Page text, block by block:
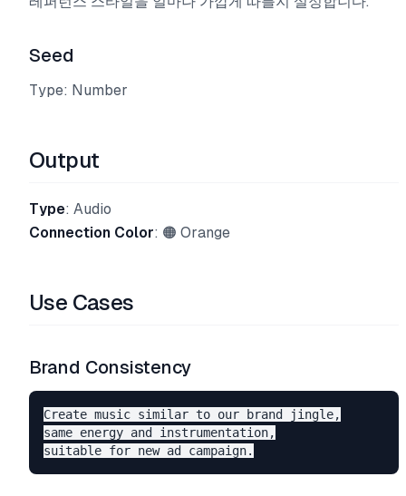
Seed
Type: Number
Output
Type: Audio
Connection Color: 🟠 Orange
Use Cases
Brand Consistency
Create music similar to our brand jingle,
same energy and instrumentation,